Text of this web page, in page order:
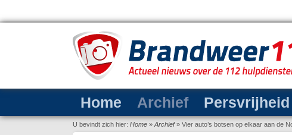
Home Archief Persvrijheid
U bevindt zich hier: Home » Archief» Vier auto’s botsen op elkaar aan de